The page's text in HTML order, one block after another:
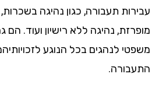
תעבורה, כגון נהיגה בשכרות,
נהיגה ללא רישיון ועוד. הם גם
לנהגים בכל הנוגע לזכויותיהם